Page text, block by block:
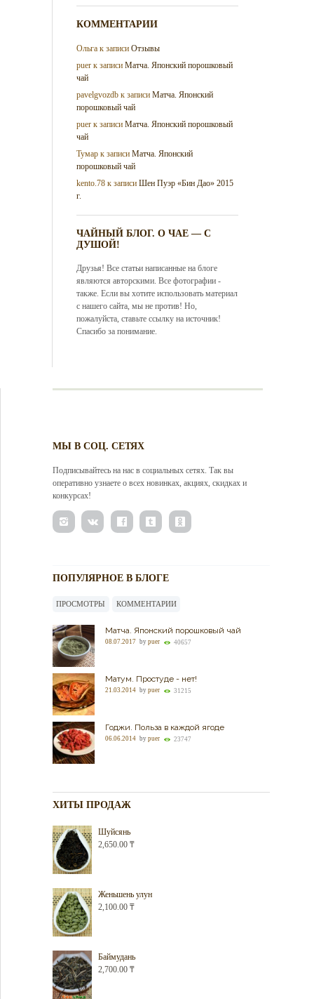
КОММЕНТАРИИ
Ольга к записиОтзывы
puer к записиМатча. Японский порошковый
чай
pavelgvozdb к записиМатча. Японский
порошковый чай
puer к записиМатча. Японский порошковый
чай
Тумар к записиМатча. Японский
порошковый чай
kento.78 к записиШен Пуэр «Бин Дао» 2015
г.
ЧАЙНЫЙ БЛОГ. О ЧАЕ — С
ДУШОЙ!
Друзья! Все статьи написанные на блоге
являются авторскими. Все фотографии -
также. Если вы хотите использовать материал
с нашего сайта, мы не против! Но,
пожалуйста, ставьте ссылку на источник!
Спасибо за понимание.
МЫ В СОЦ. СЕТЯХ
Подписывайтесь на нас в социальных сетях. Так вы
оперативно узнаете о всех новинках, акциях, скидках и
конкурсах!
ПОПУЛЯРНОЕ В БЛОГЕ
ПРОСМОТРЫ КОММЕНТАРИИ
Матча. Японский порошковый чай
08.07.2017 by puer 40657
Матум. Простуде - нет!
21.03.2014 by puer 31215
Годжи. Польза в каждой ягоде
06.06.2014 by puer 23747
ХИТЫ ПРОДАЖ
Шуйсянь
2,650.00 ₸
Женьшень улун
2,100.00 ₸
Баймудань
2,700.00 ₸